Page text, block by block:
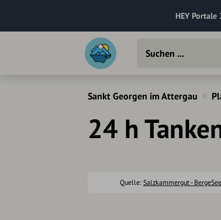
HEY Portale
Sankt Georgen im Attergau
24 h
Quelle: Salzkammergut -